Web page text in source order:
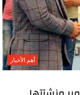
أهم الأخبار